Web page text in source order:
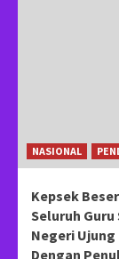
NASIONAL
Kepsek
Seluruh Guru
Negeri Ujung
Dengan